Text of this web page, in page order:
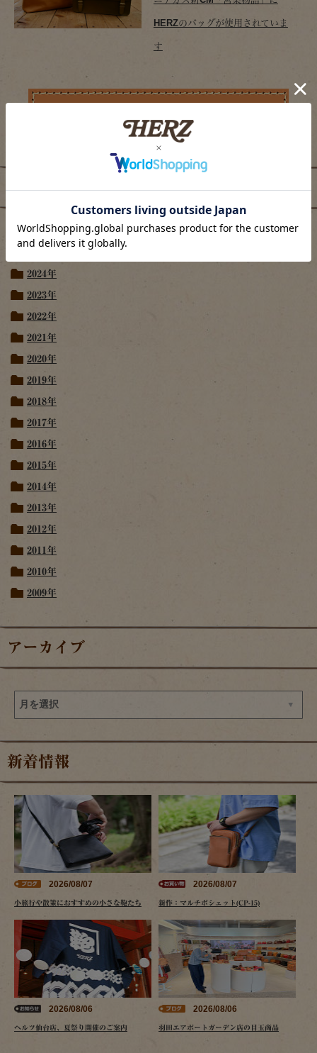
HERZのバッグが使用されていま
す
プレスリリース
2026年
2024年
2023年
2022年
2021年
2020年
2019年
2018年
2017年
2016年
2015年
2014年
2013年
2012年
2011年
2010年
2009年
アーカイブ
新着情報
2026/08/07
小旅行や散策におすすめの小さな鞄たち
2026/08/07
新作：マルチポシェット(CP-15)
2026/08/06
ヘルツ仙台店、夏祭り開催のご案内
2026/08/06
羽田エアポートガーデン店の目玉商品